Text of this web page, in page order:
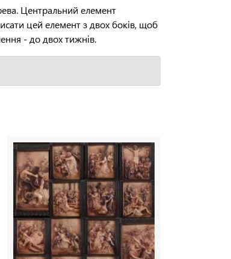
Центральний елемент
цей елемент з двох боків, щоб
- до двох тижнів.